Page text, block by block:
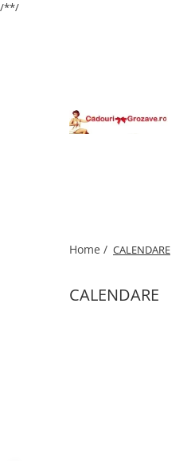
/**/
Home / CALENDARE
CALENDARE